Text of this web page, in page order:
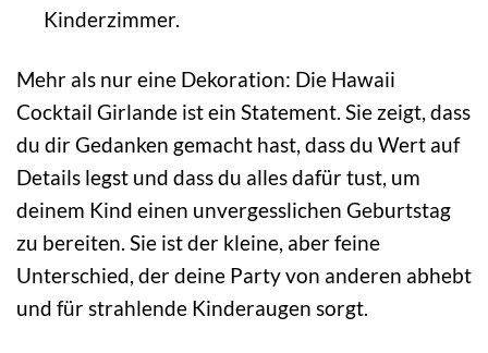
Kinderzimmer.
Mehr als nur eine Dekoration: Die Hawaii
Cocktail Girlande ist ein Statement. Sie zeigt, dass
du dir Gedanken gemacht hast, dass du Wert auf
Details legst und dass du alles dafür tust, um
deinem Kind einen unvergesslichen Geburtstag
zu bereiten. Sie ist der kleine, aber feine
Unterschied, der deine Party von anderen abhebt
und für strahlende Kinderaugen sorgt.